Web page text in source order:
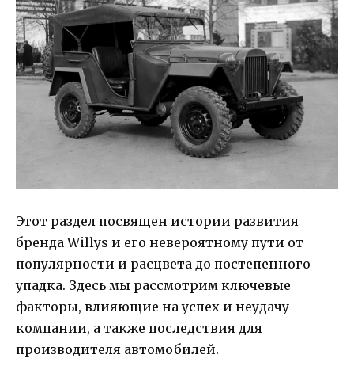
Этот раздел посвящен истории развития
бренда Willys и его невероятному пути от
популярности и расцвета до постепенного
упадка. Здесь мы рассмотрим ключевые
факторы, влияющие на успех и неудачу
компании, а также последствия для
производителя автомобилей.